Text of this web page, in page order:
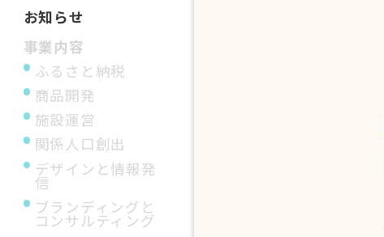
お知らせ
事業内容
ふるさと納税
商品開発
施設運営
関係人口創出
デザインと情報発
信
ブランディングと
コンサルティング